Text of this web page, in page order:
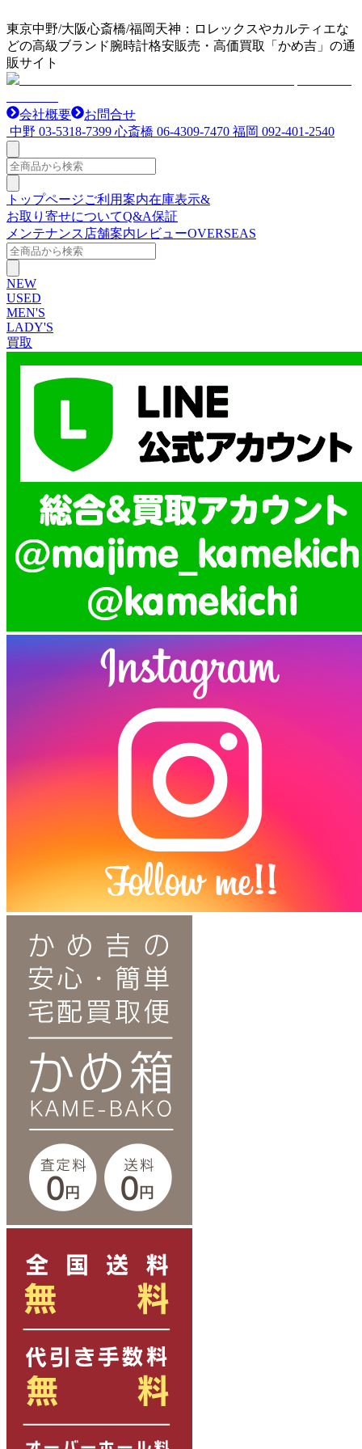
東京中野/大阪心斎橋/福岡天神：ロレックスやカルティエな
どの高級ブランド腕時計格安販売・高価買取「かめ吉」の通
販サイト
会社概要
お問合せ
中野 03-5318-7399 心斎橋 06-4309-7470 福岡 092-401-2540
トップページご利用案内在庫表示&
お取り寄せについてQ&A保証
メンテナンス 店舗案内レビューOVERSEAS
NEW
USED
MEN'S
LADY'S
買取